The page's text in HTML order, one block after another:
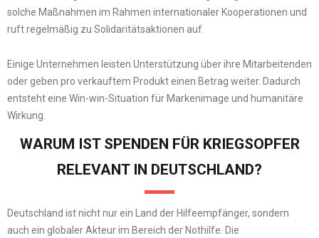
solche Maßnahmen im Rahmen internationaler Kooperationen und
ruft regelmäßig zu Solidaritätsaktionen auf.
Einige Unternehmen leisten Unterstützung über ihre Mitarbeitenden
oder geben pro verkauftem Produkt einen Betrag weiter. Dadurch
entsteht eine Win-win-Situation für Markenimage und humanitäre
Wirkung.
WARUM IST SPENDEN FÜR KRIEGSOPFER
RELEVANT IN DEUTSCHLAND?
Deutschland ist nicht nur ein Land der Hilfeempfänger, sondern
auch ein globaler Akteur im Bereich der Nothilfe. Die